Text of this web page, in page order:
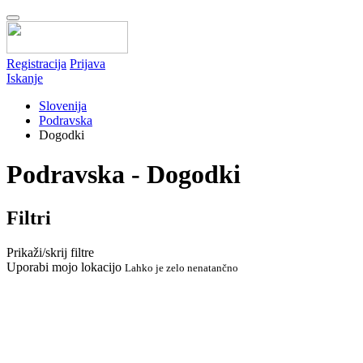
Registracija Prijava
Iskanje
Slovenija
Podravska
Dogodki
Podravska - Dogodki
Filtri
Prikaži/skrij filtre
Uporabi mojo lokacijo Lahko je zelo nenatančno